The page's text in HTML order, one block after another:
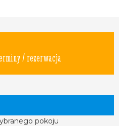
/ rezerwacja
pokoju